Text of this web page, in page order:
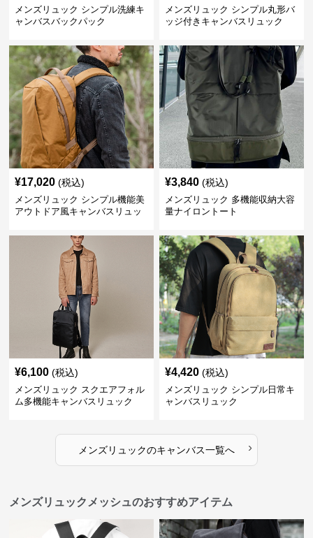
メンズリュック シンプル洗練キ
ャンバスバックパック
メンズリュック シンプル丸形バ
ッジ付きキャンバスリュック
¥17,020 (税込)
メンズリュック シンプル機能美
アウトドア風キャンバスリュッ
¥3,840 (税込)
メンズリュック 多機能収納大容
量ナイロントート
¥6,100 (税込)
メンズリュック スクエアフォル
ム多機能キャンバスリュック
¥4,420 (税込)
メンズリュック シンプル日常キ
ャンバスリュック
メンズリュックのキャンバス一覧へ ›
メンズリュックメッシュのおすすめアイテム